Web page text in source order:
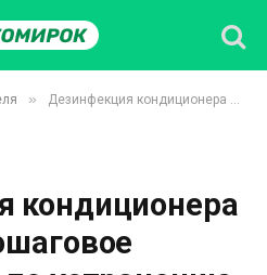
» Дезинфекция кондиционера в машине: пошаговое руководство по устранению запаха
кондиционера